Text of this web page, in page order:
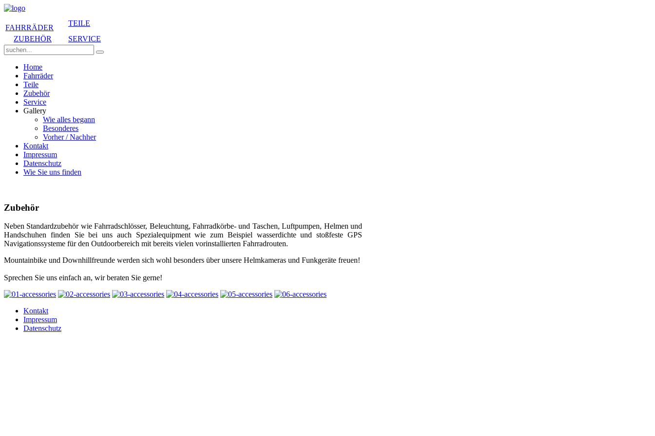
FAHRRÄDER
TEILE
ZUBEHÖR SERVICE
Home
Fahrräder
Teile
Zubehör
Service
Gallery
Wie alles begann
Besonderes
Vorher / Nachher
Kontakt
Impressum
Datenschutz
Wie Sie uns finden
Zubehör
Neben Standardzubehör wie Fahrradschlösser, Beleuchtung, Fahrradkörbe- und Taschen, Luftpumpen, Helmen und
Handschuhen finden Sie bei uns auch Spezialequipment wie zum Beispiel wasserdichte und stoßfeste GPS
Navigationssysteme für den Outdoorbereich mit bereits vielen vorinstallierten Fahrradrouten.
Mountainbike und Downhillfreunde werden sich wohl besonders über unsere Helmkameras und Funkgeräte freuen!
Sprechen Sie uns einfach an, wir beraten Sie gerne!
Kontakt
Impressum
Datenschutz